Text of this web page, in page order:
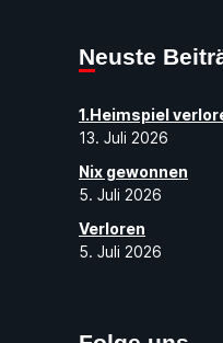
Neuste
1.Heimspiel
13. Juli 2026
Nix gewonnen
5. Juli 2026
Verloren
5. Juli 2026